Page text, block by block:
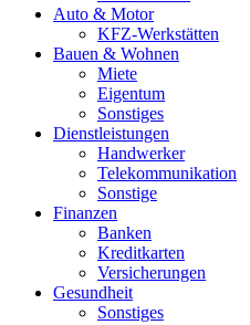
Auto & Motor
KFZ-Werkstätten
Bauen & Wohnen
Miete
Eigentum
Sonstiges
Dienstleistungen
Handwerker
Telekommunikation
Sonstige
Finanzen
Banken
Kreditkarten
Versicherungen
Gesundheit
Sonstiges